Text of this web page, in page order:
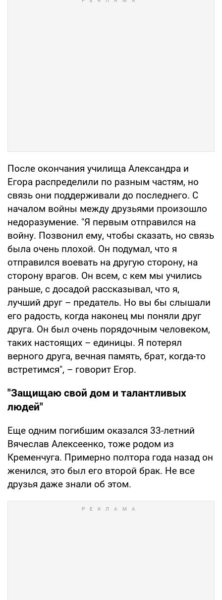
После окончания училища Александра и
Егора распределили по разным частям, но
связь они поддерживали до последнего. С
началом войны между друзьями произошло
недоразумение. "Я первым отправился на
войну. Позвонил ему, чтобы сказать, но связь
была очень плохой. Он подумал, что я
отправился воевать на другую сторону, на
сторону врагов. Он всем, с кем мы учились
раньше, с досадой рассказывал, что я,
лучший друг – предатель. Но вы бы слышали
его радость, когда наконец мы поняли друг
друга. Он был очень порядочным человеком,
таких настоящих – единицы. Я потерял
верного друга, вечная память, брат, когда-то
встретимся", – говорит Егор.
"Защищаю свой дом и талантливых
людей"
Еще одним погибшим оказался 33-летний
Вячеслав Алексеенко, тоже родом из
Кременчуга. Примерно полтора года назад он
женился, это был его второй брак. Не все
друзья даже знали об этом.